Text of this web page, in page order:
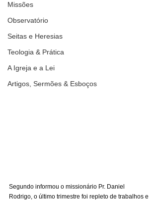
Missões
Observatório
Seitas e Heresias
Teologia & Prática
A Igreja e a Lei
Artigos, Sermões & Esboços
Segundo informou o missionário Pr. Daniel
Rodrigo, o último trimestre foi repleto de trabalhos e